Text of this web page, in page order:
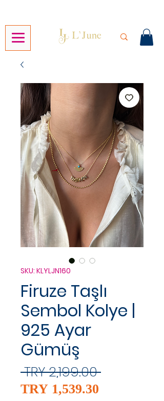
SKU: KLYLJN160
Firuze Taşlı
Sembol Kolye |
925 Ayar
Gümüş
TRY 2,199.00 Regular
TRY 1,539.30